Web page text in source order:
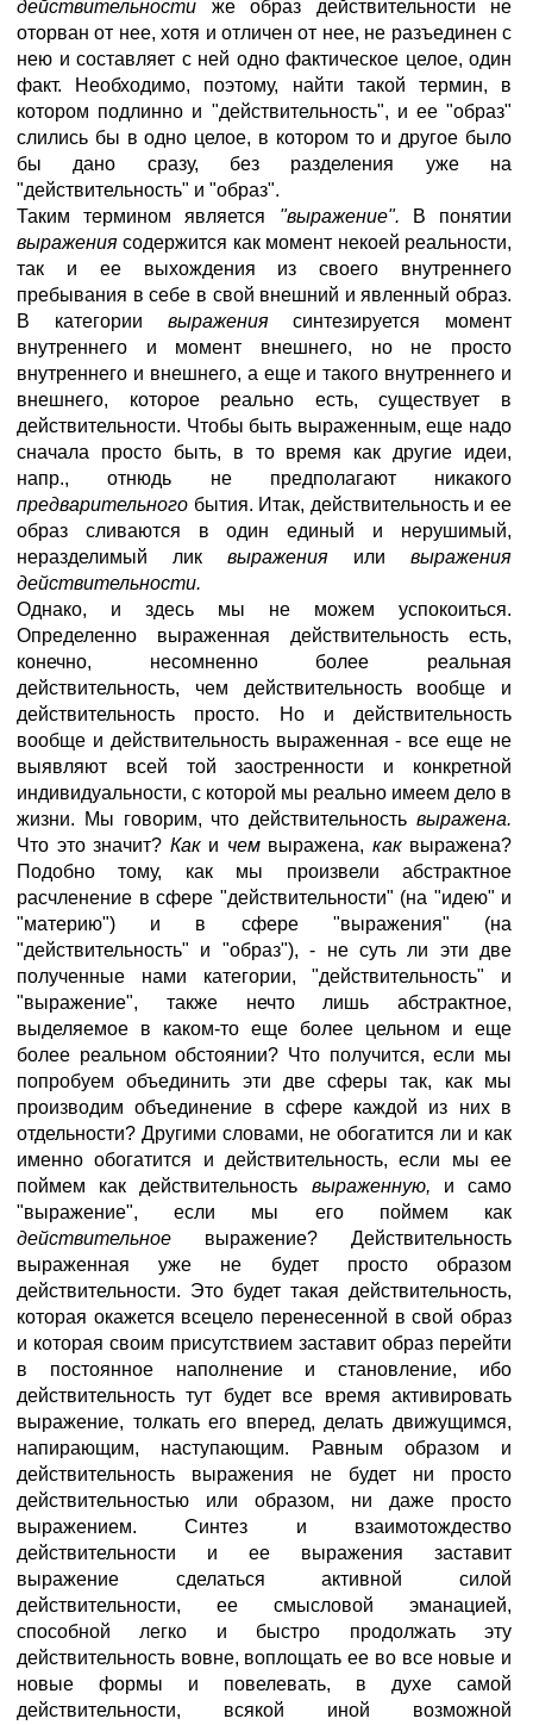
действительности же образ действительности не
оторван от нее, хотя и отличен от нее, не разъединен с
нею и составляет с ней одно фактическое целое, один
факт. Необходимо, поэтому, найти такой термин, в
котором подлинно и "действительность", и ее "образ"
слились бы в одно целое, в котором то и другое было
бы дано сразу, без разделения уже на
"действительность" и "образ".
Таким термином является "выражение".
В понятии
выражениясодержится как момент некоей реальности,
так и ее выхождения из своего внутреннего
пребывания в себе в свой внешний и явленный образ.
В категории выражениясинтезируется момент
внутреннего и момент внешнего, но не просто
внутреннего и внешнего, а еще и такого внутреннего и
внешнего, которое реально есть, существует в
действительности. Чтобы быть выраженным, еще надо
сначала просто быть, в то время как другие идеи,
напр., отнюдь не предполагают никакого
предварительного бытия. Итак, действительность и ее
образ сливаются в один единый и нерушимый,
неразделимый лик выражения или выражения
действительности.
Однако, и здесь мы не можем успокоиться.
Определенно выраженная действительность есть,
конечно, несомненно более реальная
действительность, чем действительность вообще и
действительность просто. Но и действительность
вообще и действительность выраженная - все еще не
выявляют всей той заостренности и конкретной
индивидуальности, с которой мы реально имеем дело в
жизни. Мы говорим, что действительность выражена.
Что это значит? Как и чем выражена, как выражена?
Подобно тому, как мы произвели абстрактное
расчленение в сфере "действительности" (на "идею" и
"материю") и в сфере "выражения" (на
"действительность" и "образ"), - не суть ли эти две
полученные нами категории, "действительность" и
"выражение", также нечто лишь абстрактное,
выделяемое в каком-то еще более цельном и еще
более реальном обстоянии? Что получится, если мы
попробуем объединить эти две сферы так, как мы
производим объединение в сфере каждой из них в
отдельности? Другими словами, не обогатится ли и как
именно обогатится и действительность, если мы ее
поймем как действительность выраженную, и само
"выражение", если мы его поймем как
действительное выражение? Действительность
выраженная уже не будет просто образом
действительности. Это будет такая действительность,
которая окажется всецело перенесенной в свой образ
и которая своим присутствием заставит образ перейти
в постоянное наполнение и становление, ибо
действительность тут будет все время активировать
выражение, толкать его вперед, делать движущимся,
напирающим, наступающим. Равным образом и
действительность выражения не будет ни просто
действительностью или образом, ни даже просто
выражением. Синтез и взаимотождество
действительности и ее выражения заставит
выражение сделаться активной силой
действительности, ее смысловой эманацией,
способной легко и быстро продолжать эту
действительность вовне, воплощать ее во все новые и
новые формы и повелевать, в духе самой
действительности, всякой иной возможной